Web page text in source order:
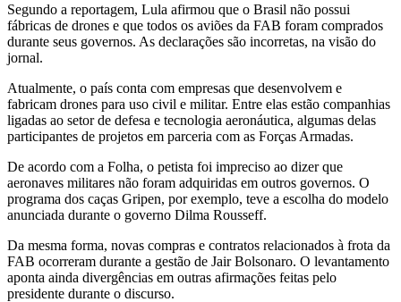
Segundo a reportagem, Lula afirmou que o Brasil não possui
fábricas de drones e que todos os aviões da FAB foram comprados
durante seus governos. As declarações são incorretas, na visão do
jornal.
Atualmente, o país conta com empresas que desenvolvem e
fabricam drones para uso civil e militar. Entre elas estão companhias
ligadas ao setor de defesa e tecnologia aeronáutica, algumas delas
participantes de projetos em parceria com as Forças Armadas.
De acordo com a Folha, o petista foi impreciso ao dizer que
aeronaves militares não foram adquiridas em outros governos. O
programa dos caças Gripen, por exemplo, teve a escolha do modelo
anunciada durante o governo Dilma Rousseff.
Da mesma forma, novas compras e contratos relacionados à frota da
FAB ocorreram durante a gestão de Jair Bolsonaro. O levantamento
aponta ainda divergências em outras afirmações feitas pelo
presidente durante o discurso.